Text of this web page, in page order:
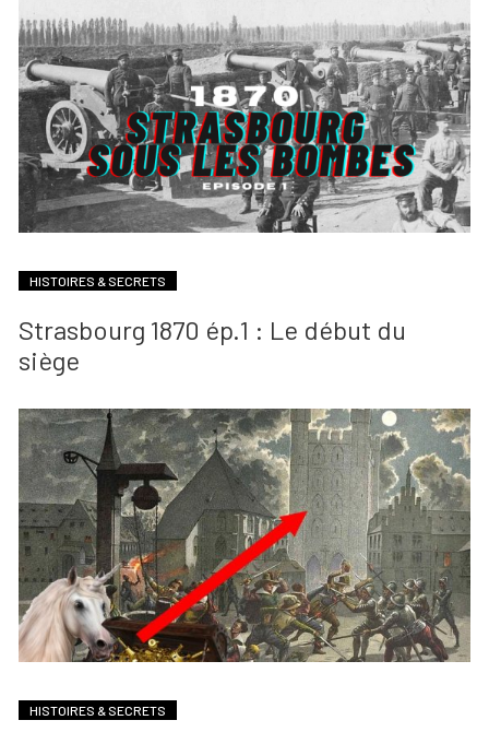
HISTOIRES & SECRETS
Strasbourg 1870 ép.1 : Le début du
siège
HISTOIRES & SECRETS